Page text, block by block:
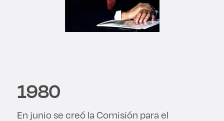
1980
En junio se creó la Comisión para el